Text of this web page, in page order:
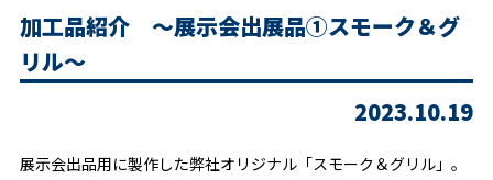
加工品紹介 ～展示会出展品①スモーク＆グ
リル～
2023.10.19
展示会出品用に製作した弊社オリジナル「スモーク＆グリル」。